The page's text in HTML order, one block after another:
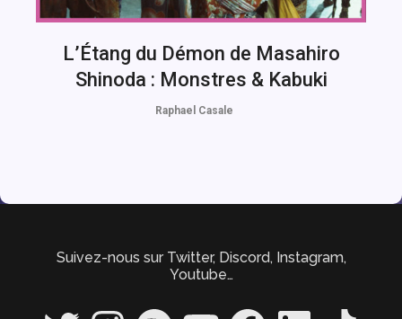
L’Étang du Démon de Masahiro
Shinoda : Monstres & Kabuki
Raphael Casale
Suivez-nous sur Twitter, Discord, Instagram,
Youtube…
Twitter InstagramSpotify YouTube FacebookLinkedIn TikTok